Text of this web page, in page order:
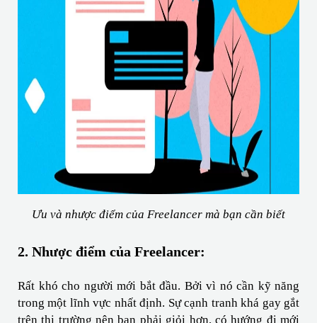
Ưu và nhược điểm của Freelancer mà bạn cần biết
2. Nhược điểm của Freelancer:
Rất khó cho người mới bắt đầu. Bởi vì nó cần kỹ năng
trong một lĩnh vực nhất định. Sự cạnh tranh khá gay gắt
trên thị trường nên bạn phải giỏi hơn, có hướng đi mới